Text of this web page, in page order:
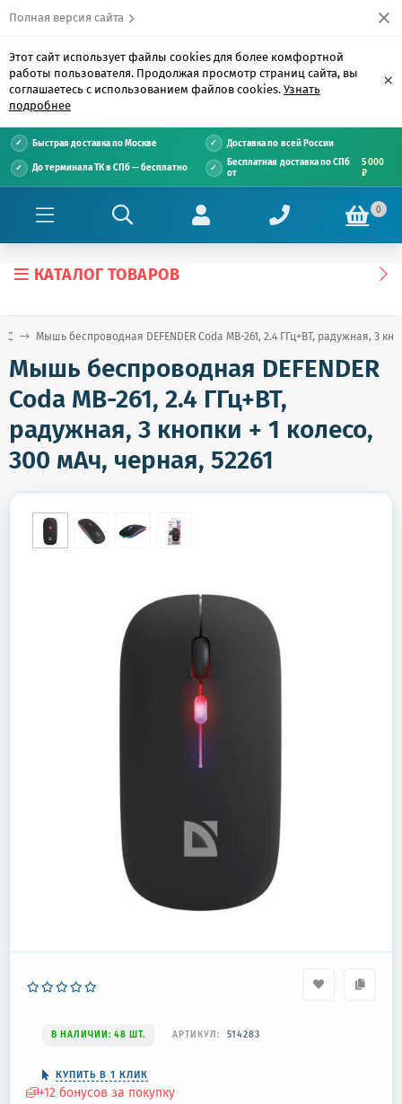
Полная версия сайта
Этот сайт использует файлы cookies для более комфортной
работы пользователя. Продолжая просмотр страниц сайта, вы
соглашаетесь с использованием файлов cookies. Узнать
подробнее
×
Быстрая доставка по Москве Доставка по всей России
До терминала ТК в СПб — бесплатно
Бесплатная доставка по СПб
от
5 000
₽
0
КАТАЛОГ ТОВАРОВ
С Мышь беспроводная DEFENDER Coda MB-261, 2.4 ГГц+BT, радужная, 3
Мышь беспроводная DEFENDER
Coda MB-261, 2.4 ГГц+BT,
радужная, 3 кнопки + 1 колесо,
300 мАч, черная, 52261
В НАЛИЧИИ: 48 ШТ. АРТИКУЛ: 514283
КУПИТЬ В 1 КЛИК
+12 бонусов за покупку